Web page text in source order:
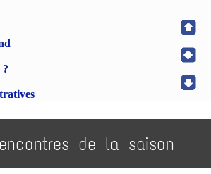
?
de la saison